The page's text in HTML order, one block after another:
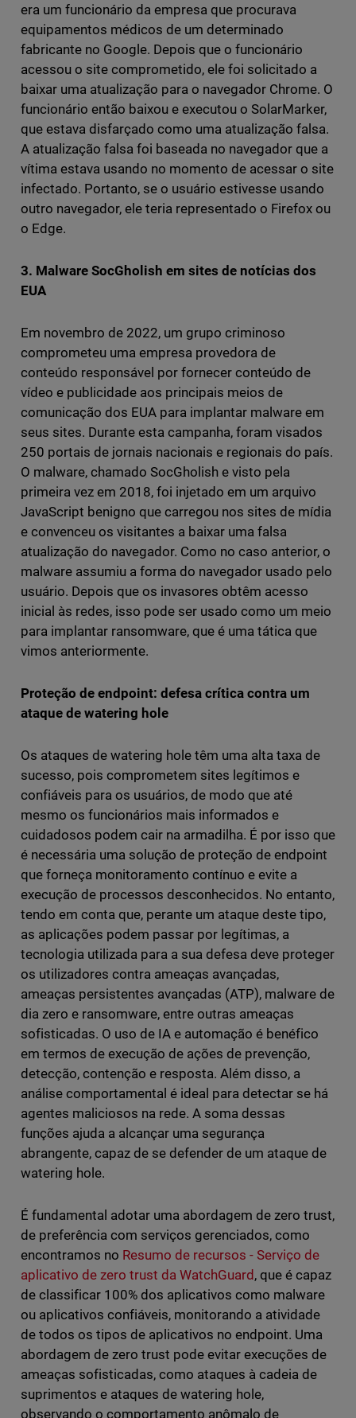
era um funcionário da empresa que procurava
equipamentos médicos de um determinado
fabricante no Google. Depois que o funcionário
acessou o site comprometido, ele foi solicitado a
baixar uma atualização para o navegador Chrome. O
funcionário então baixou e executou o SolarMarker,
que estava disfarçado como uma atualização falsa.
A atualização falsa foi baseada no navegador que a
vítima estava usando no momento de acessar o site
infectado. Portanto, se o usuário estivesse usando
outro navegador, ele teria representado o Firefox ou
o Edge.
3. Malware SocGholish em sites de notícias dos
EUA
Em novembro de 2022, um grupo criminoso
comprometeu uma empresa provedora de
conteúdo responsável por fornecer conteúdo de
vídeo e publicidade aos principais meios de
comunicação dos EUA para implantar malware em
seus sites. Durante esta campanha, foram visados
250 portais de jornais nacionais e regionais do país.
O malware, chamado SocGholish e visto pela
primeira vez em 2018, foi injetado em um arquivo
JavaScript benigno que carregou nos sites de mídia
e convenceu os visitantes a baixar uma falsa
atualização do navegador. Como no caso anterior, o
malware assumiu a forma do navegador usado pelo
usuário. Depois que os invasores obtêm acesso
inicial às redes, isso pode ser usado como um meio
para implantar ransomware, que é uma tática que
vimos anteriormente.
Proteção de endpoint: defesa crítica contra um
ataque de watering hole
Os ataques de watering hole têm uma alta taxa de
sucesso, pois comprometem sites legítimos e
confiáveis para os usuários, de modo que até
mesmo os funcionários mais informados e
cuidadosos podem cair na armadilha. É por isso que
é necessária uma solução de proteção de endpoint
que forneça monitoramento contínuo e evite a
execução de processos desconhecidos. No entanto,
tendo em conta que, perante um ataque deste tipo,
as aplicações podem passar por legítimas, a
tecnologia utilizada para a sua defesa deve proteger
os utilizadores contra ameaças avançadas,
ameaças persistentes avançadas (ATP), malware de
dia zero e ransomware, entre outras ameaças
sofisticadas. O uso de IA e automação é benéfico
em termos de execução de ações de prevenção,
detecção, contenção e resposta. Além disso, a
análise comportamental é ideal para detectar se há
agentes maliciosos na rede. A soma dessas
funções ajuda a alcançar uma segurança
abrangente, capaz de se defender de um ataque de
watering hole.
É fundamental adotar uma abordagem de zero trust,
de preferência com serviços gerenciados, como
encontramos no Resumo de recursos - Serviço de
aplicativo de zero trust da WatchGuard , que é capaz
de classificar 100% dos aplicativos como malware
ou aplicativos confiáveis, monitorando a atividade
de todos os tipos de aplicativos no endpoint. Uma
abordagem de zero trust pode evitar execuções de
ameaças sofisticadas, como ataques à cadeia de
suprimentos e ataques de watering hole,
observando o comportamento anômalo de